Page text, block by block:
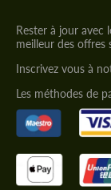
Rester à jour avec
meilleur des offres
Inscrivez vous à
Les méthodes de